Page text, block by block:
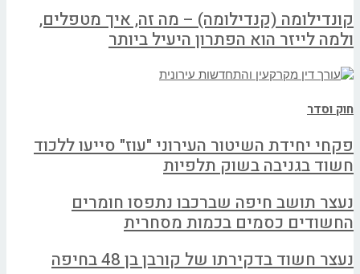
קונדילומה (קנדילומה) – מה זה, איך מטפלים,
ולמה לייזר הוא הפתרון היעיל ביותר
חוק וסדר
פקחי יחידת השיטור העירוני "עוז" סייעו ללכוד
חשוד בגניבה בשוק תלפיות
נעצר תושב חיפה שברכבו נתפסו חומרים
החשודים כסמים בכמות מסחרית
נעצר חשוד בדקירתו של קורבן בן 48 בחיפה